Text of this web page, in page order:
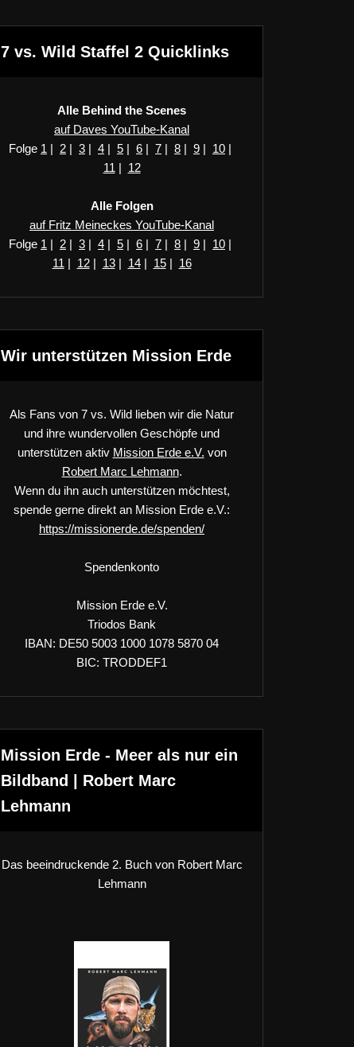
7 vs. Wild Staffel 2 Quicklinks
Alle Behind the Scenes
auf Daves YouTube-Kanal
Folge 1 | 2 | 3 | 4 | 5 | 6 | 7 | 8 | 9 | 10 |
11 | 12
Alle Folgen
auf Fritz Meineckes YouTube-Kanal
Folge 1 | 2 | 3 | 4 | 5 | 6 | 7 | 8 | 9 | 10 |
11 | 12| 13| 14| 15| 16
Wir unterstützen Mission Erde
Als Fans von 7 vs. Wild lieben wir die Natur
und ihre wundervollen Geschöpfe und
unterstützen aktiv Mission Erde e.V. von
Robert Marc Lehmann.
Wenn du ihn auch unterstützen möchtest,
spende gerne direkt an Mission Erde e.V.:
https://missionerde.de/spenden/
Spendenkonto
Mission Erde e.V.
Triodos Bank
IBAN: DE50 5003 1000 1078 5870 04
BIC: TRODDEF1
Mission Erde - Meer als nur ein
Bildband | Robert Marc
Lehmann
Das beeindruckende 2. Buch von Robert Marc
Lehmann